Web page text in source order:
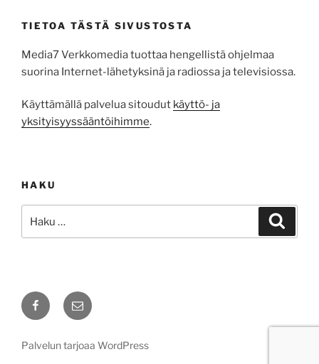
TIETOA TÄSTÄ SIVUSTOSTA
Media7 Verkkomedia tuottaa hengellistä ohjelmaa
suorina Internet-lähetyksinä ja radiossa ja televisiossa.
Käyttämällä palvelua sitoudut käyttö- ja
yksityisyyssääntöihimme.
HAKU
FacebookSähköposti
Palvelun tarjoaa WordPress